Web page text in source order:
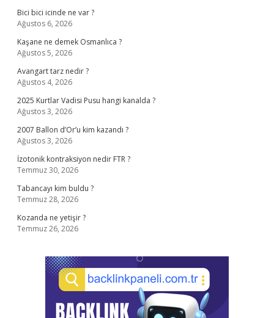
Bici bici icinde ne var ?
Ağustos 6, 2026
Kaşane ne demek Osmanlıca ?
Ağustos 5, 2026
Avangart tarz nedir ?
Ağustos 4, 2026
2025 Kurtlar Vadisi Pusu hangi kanalda ?
Ağustos 3, 2026
2007 Ballon d’Or’u kim kazandı ?
Ağustos 3, 2026
İzotonik kontraksiyon nedir FTR ?
Temmuz 30, 2026
Tabancayı kim buldu ?
Temmuz 28, 2026
Kozanda ne yetişir ?
Temmuz 26, 2026